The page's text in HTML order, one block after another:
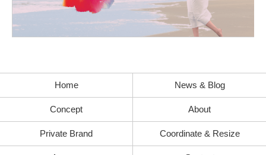
Home News & Blog
Concept About
Private Brand Coordinate & Resize